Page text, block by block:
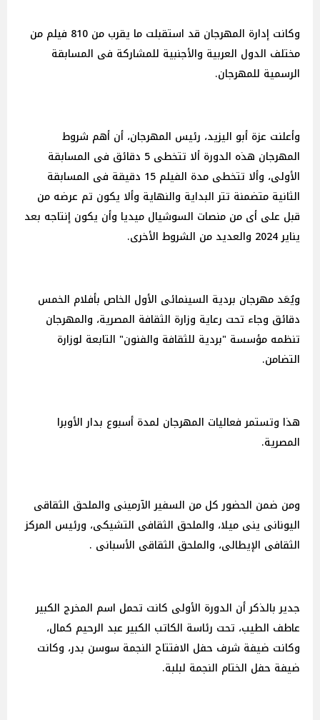
وكانت إدارة المهرجان قد استقبلت ما يقرب من 810 فيلم من
مختلف الدول العربية والأجنبية للمشاركة فى المسابقة
الرسمية للمهرجان.
وأعلنت عزة أبو اليزيد، رئيس المهرجان، أن أهم شروط
المهرجان هذه الدورة ألا تتخطى 5 دقائق فى المسابقة
الأولى، وألا تتخطى مدة الفيلم 15 دقيقة فى المسابقة
الثانية متضمنة تتر البداية والنهاية وألا يكون تم عرضه من
قبل على أى من منصات السوشيال ميديا وأن يكون إنتاجه بعد
يناير 2024 والعديد من الشروط الأخرى.
ويُعَد مهرجان بردية السينمائى الأول الخاص بأفلام الخمس
دقائق وجاء تحت رعاية وزارة الثقافة المصرية، والمهرجان
تنظمه مؤسسة "بردية للثقافة والفنون" التابعة لوزارة
التضامن.
هذا وتستمر فعاليات المهرجان لمدة أسبوع بدار الأوبرا
المصرية.
ومن ضمن الحضور كل من السفير الآرمينى والملحق الثقاقى
اليونانى ينى ميلا، والملحق الثقافى التشيكى، ورئيس المركز
الثقافى الإيطالى، والملحق الثقاقى الأسبانى .
جدير بالذكر أن الدورة الأولى كانت تحمل اسم المخرج الكبير
عاطف الطيب، تحت رئاسة الكاتب الكبير عبد الرحيم كمال،
وكانت ضيفة شرف حفل الافتتاح النجمة سوسن بدر، وكانت
ضيفة حفل الختام النجمة لبلبة.